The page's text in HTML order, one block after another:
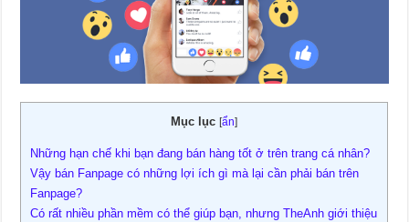
Mục lục [ẩn]
Những hạn chế khi bạn đang bán hàng tốt ở trên trang cá nhân?
Vậy bán Fanpage có những lợi ích gì mà lại cần phải bán trên
Fanpage?
Có rất nhiều phần mềm có thể giúp bạn, nhưng TheAnh giới thiệu